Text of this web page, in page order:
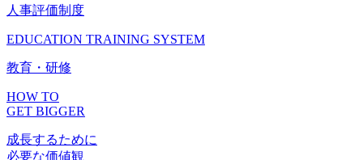
人事評価制度
EDUCATION TRAINING SYSTEM
教育・研修
HOW TO
GET BIGGER
成長するために
必要な価値観